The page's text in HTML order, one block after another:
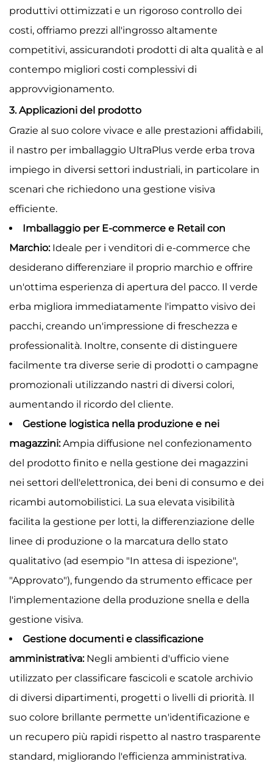
produttivi ottimizzati e un rigoroso controllo dei
costi, offriamo prezzi all'ingrosso altamente
competitivi, assicurandoti prodotti di alta qualità e al
contempo migliori costi complessivi di
approvvigionamento.
3. Applicazioni del prodotto
Grazie al suo colore vivace e alle prestazioni affidabili,
il nastro per imballaggio UltraPlus verde erba trova
impiego in diversi settori industriali, in particolare in
scenari che richiedono una gestione visiva
efficiente.
Imballaggio per E-commerce e Retail con
Marchio: Ideale per i venditori di e-commerce che
desiderano differenziare il proprio marchio e offrire
un'ottima esperienza di apertura del pacco. Il verde
erba migliora immediatamente l'impatto visivo dei
pacchi, creando un'impressione di freschezza e
professionalità. Inoltre, consente di distinguere
facilmente tra diverse serie di prodotti o campagne
promozionali utilizzando nastri di diversi colori,
aumentando il ricordo del cliente.
Gestione logistica nella produzione e nei
magazzini:Ampia diffusione nel confezionamento
del prodotto finito e nella gestione dei magazzini
nei settori dell'elettronica, dei beni di consumo e dei
ricambi automobilistici. La sua elevata visibilità
facilita la gestione per lotti, la differenziazione delle
linee di produzione o la marcatura dello stato
qualitativo (ad esempio "In attesa di ispezione",
"Approvato"), fungendo da strumento efficace per
l'implementazione della produzione snella e della
gestione visiva.
Gestione documenti e classificazione
amministrativa: Negli ambienti d'ufficio viene
utilizzato per classificare fascicoli e scatole archivio
di diversi dipartimenti, progetti o livelli di priorità. Il
suo colore brillante permette un'identificazione e
un recupero più rapidi rispetto al nastro trasparente
standard, migliorando l'efficienza amministrativa.